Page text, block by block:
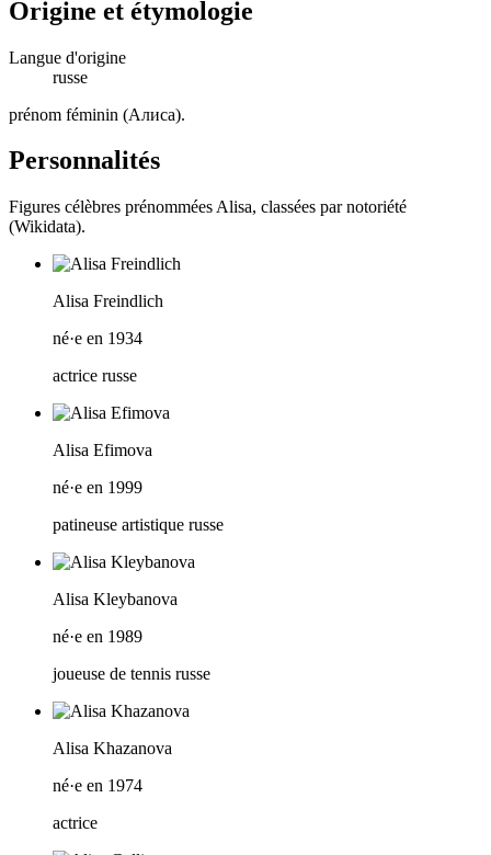
Origine et étymologie
Langue d'origine
russe
prénom féminin (Алиса).
Personnalités
Figures célèbres prénommées Alisa, classées par notoriété
(Wikidata).
Alisa Freindlich
né·e en 1934
actrice russe
Alisa Efimova
né·e en 1999
patineuse artistique russe
Alisa Kleybanova
né·e en 1989
joueuse de tennis russe
Alisa Khazanova
né·e en 1974
actrice